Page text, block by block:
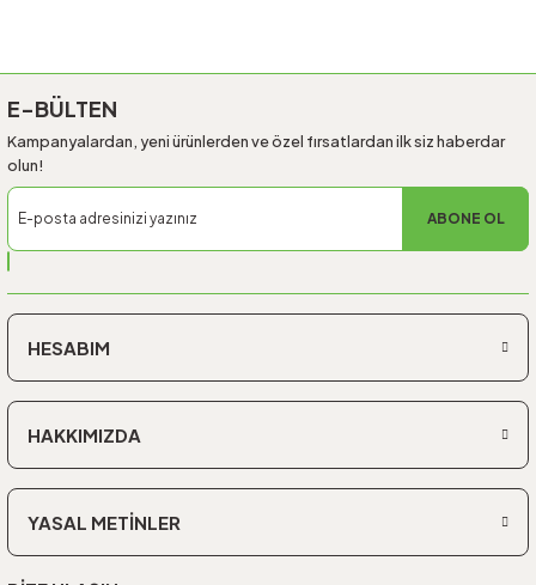
E-BÜLTEN
Kampanyalardan, yeni ürünlerden ve özel fırsatlardan ilk siz haberdar
olun!
ABONE OL
HESABIM
HAKKIMIZDA
YASAL METİNLER